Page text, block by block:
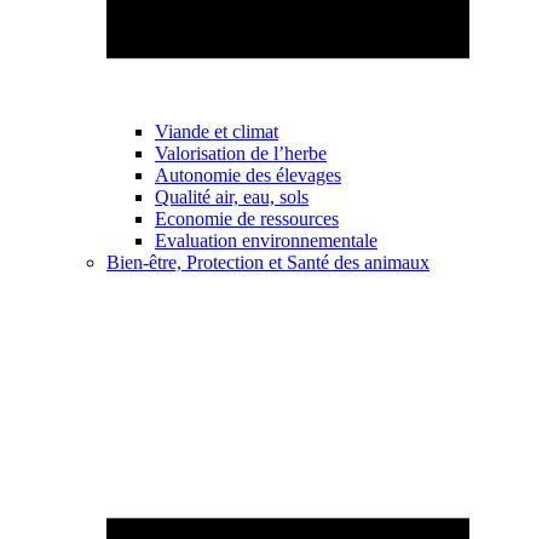
Viande et climat
Valorisation de l’herbe
Autonomie des élevages
Qualité air, eau, sols
Economie de ressources
Evaluation environnementale
Bien-être, Protection et Santé des animaux